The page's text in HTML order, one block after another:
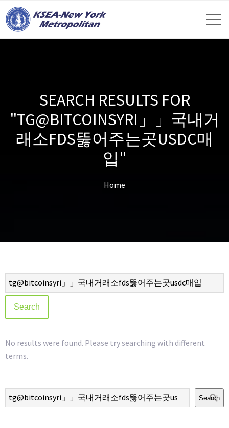
SEARCH RESULTS FOR
"TG@BITCOINSYRI」」국내거
래소FDS뚫어주는곳USDC매
입"
Home
No results were found. Please try searching with different
terms.
Search